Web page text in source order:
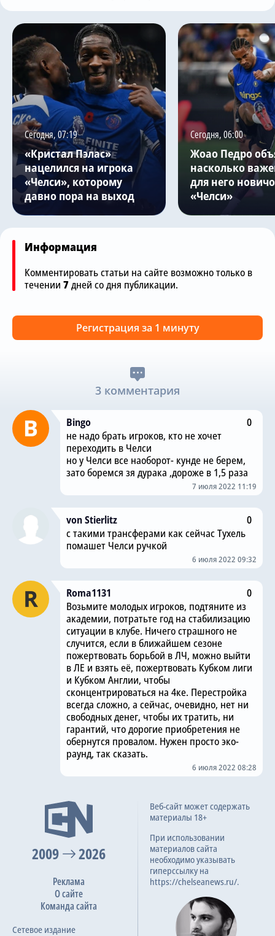
Сегодня, 07:19
«Кристал Пэлас»
нацелился на игрока
«Челси», которому
давно пора на выход
Сегодня, 06:00
Жоао Педро
насколько
для него
«Челси»
Информация
Комментировать статьи на сайте возможно только в
течении 7дней со дня публикации.
Регистрация за 1 минуту
3 комментария
Bingo
0
не надо брать игроков, кто не хочет
переходить в Челси
но у Челси все наоборот- кунде не берем,
зато боремся зя дурака ,дороже в 1,5 раза
7 июля 2022 11:19
von Stierlitz
0
с такими трансферами как сейчас Тухель
помашет Челси ручкой
6 июля 2022 09:32
Roma1131
0
Возьмите молодых игроков, подтяните из
академии, потратьте год на стабилизацию
ситуации в клубе. Ничего страшного не
случится, если в ближайшем сезоне
пожертвовать борьбой в ЛЧ, можно выйти
в ЛЕ и взять её, пожертвовать Кубком лиги
и Кубком Англии, чтобы
сконцентрироваться на 4ке. Перестройка
всегда сложно, а сейчас, очевидно, нет ни
свободных денег, чтобы их тратить, ни
гарантий, что дорогие приобретения не
обернутся провалом. Нужен просто эко-
раунд, так сказать.
6 июля 2022 08:28
2009 2026
Реклама
О сайте
Команда сайта
Сетевое издание
Веб-сайт может содержать
материалы 18+
При использовании
материалов сайта
необходимо указывать
гиперссылку на
https://chelseanews.ru/.